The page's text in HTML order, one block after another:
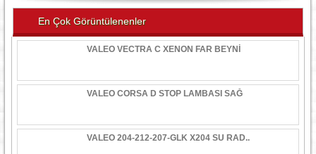
En Çok Görüntülenenler
VALEO VECTRA C XENON FAR BEYNİ
VALEO CORSA D STOP LAMBASI SAĞ
VALEO 204-212-207-GLK X204 SU RAD..